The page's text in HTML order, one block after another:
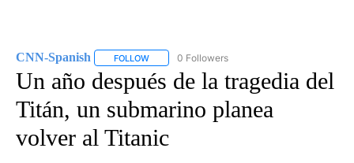
CNN-Spanish FOLLOW FOLLOW "CNN-SPANISH" TO RECEIVE
0 Followers
Un año después de la tragedia del
Titán, un submarino planea
volver al Titanic